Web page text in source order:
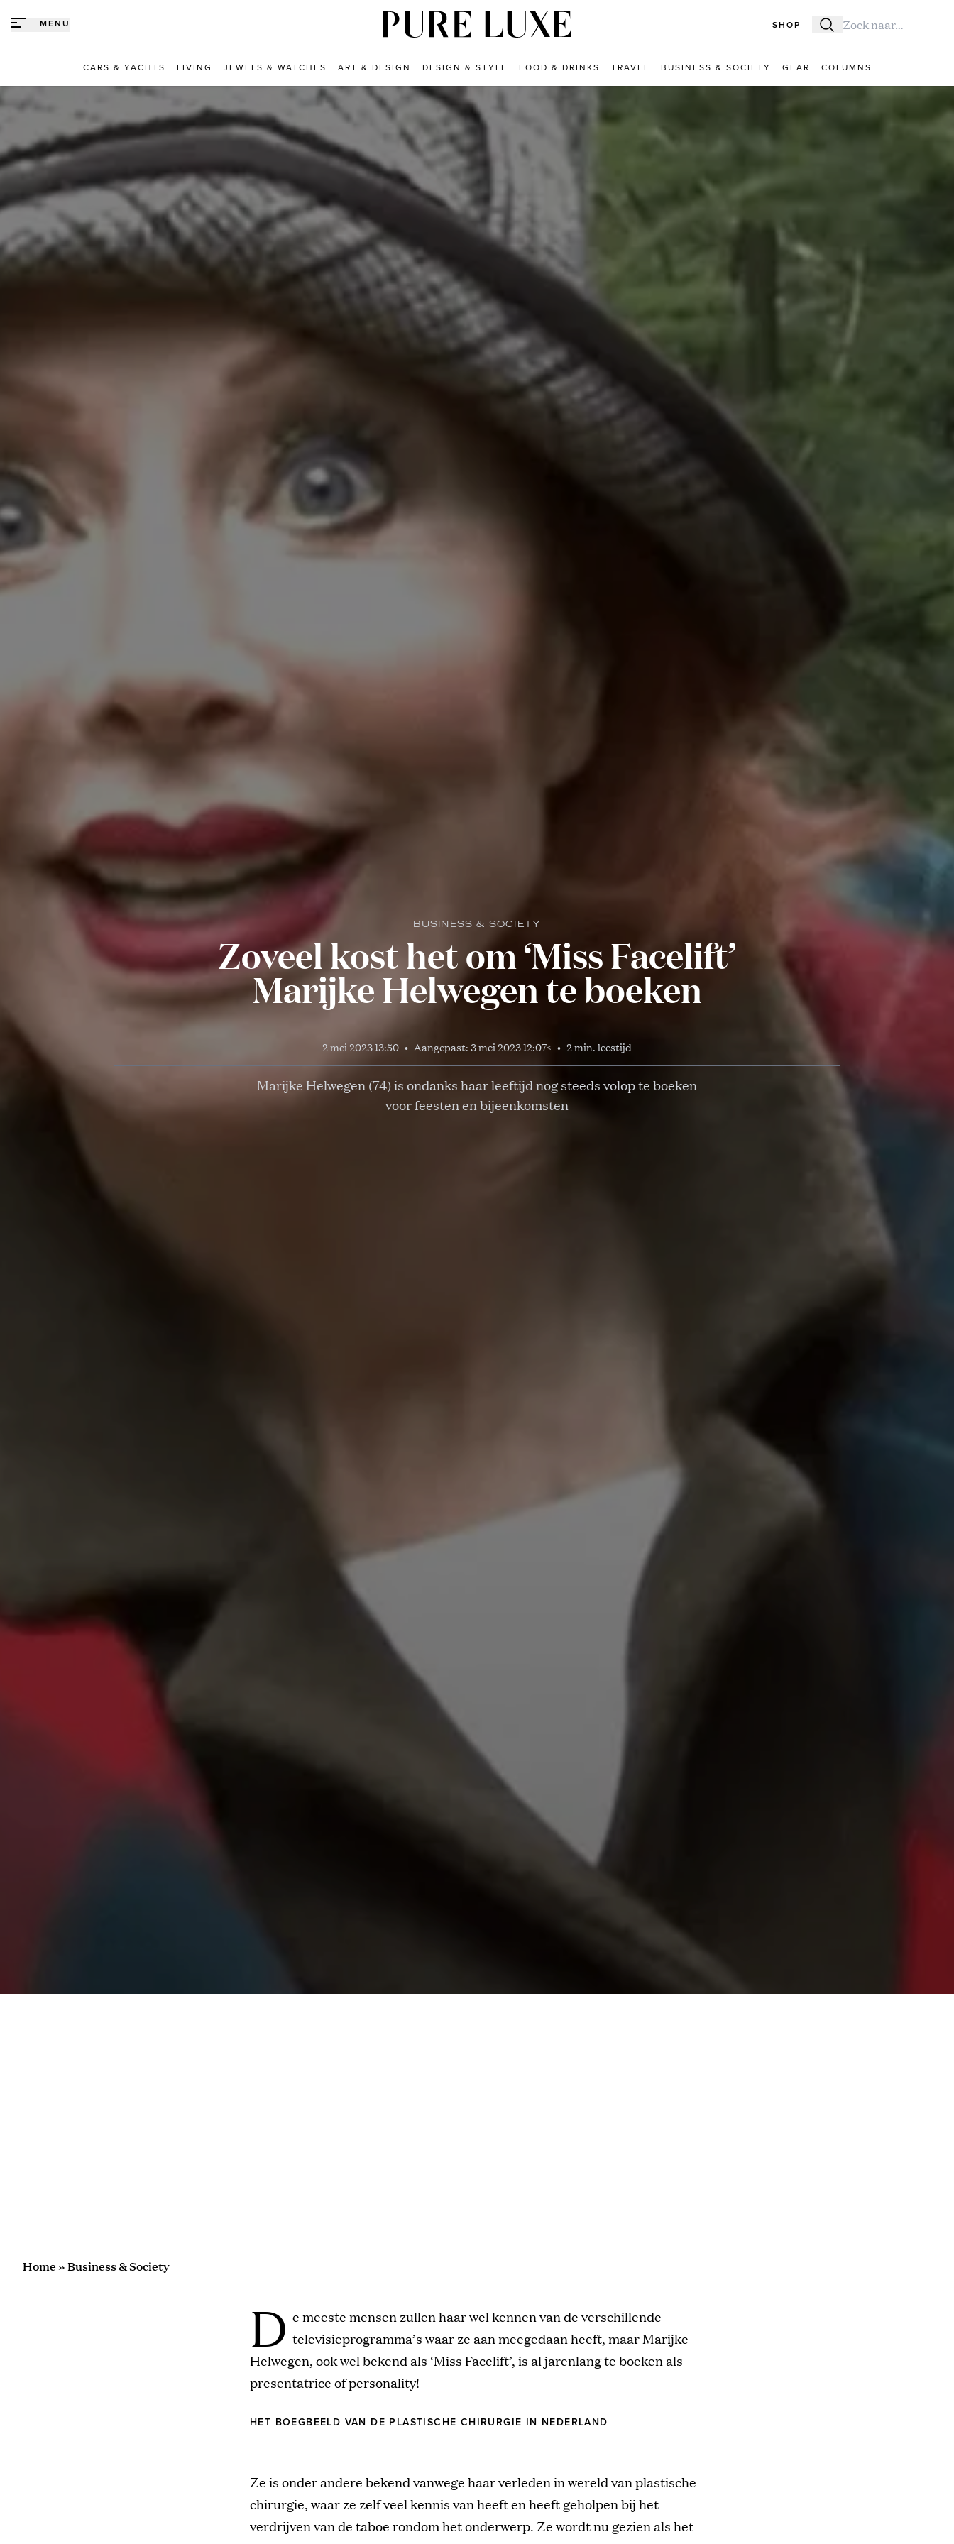
MENU SHOP Zoeken
Zoek naar:
CARS & YACHTS LIVING JEWELS & WATCHES ART & DESIGN DESIGN & STYLE FOOD & DRINKS TRAVEL BUSINESS & SOCIETY GEAR COLUMNS
BUSINESS & SOCIETY
Zoveel kost het om ‘Miss Facelift’
Marijke Helwegen te boeken
2 mei 2023 13:50 • Aangepast: 3 mei 2023 12:07< • 2 min. leestijd
Marijke Helwegen (74) is ondanks haar leeftijd nog steeds volop te boeken
voor feesten en bijeenkomsten
Home»Business & Society
D e meeste mensen zullen haar wel kennen van de verschillende
televisieprogramma’s waar ze aan meegedaan heeft, maar Marijke
Helwegen, ook wel bekend als ‘Miss Facelift’, is al jarenlang te boeken als
presentatrice of personality!
HET BOEGBEELD VAN DE PLASTISCHE CHIRURGIE IN NEDERLAND
Ze is onder andere bekend vanwege haar verleden in wereld van plastische
chirurgie, waar ze zelf veel kennis van heeft en heeft geholpen bij het
verdrijven van de taboe rondom het onderwerp. Ze wordt nu gezien als het